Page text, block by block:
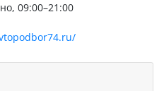
09:00–21:00